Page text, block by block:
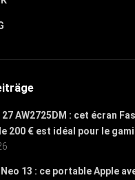
AW2725DM : cet écran
200 € est idéal pour le
13 : ce portable Apple